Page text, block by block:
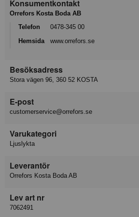
Konsumentkontakt
Orrefors Kosta Boda AB
Telefon
0478-345 00
Hemsida
www.orrefors.se
Besöksadress
Stora vägen 96, 360 52 KOSTA
E-post
customerservice@orrefors.se
Varukategori
Ljuslykta
Leverantör
Orrefors Kosta Boda AB
Lev art nr
7062491